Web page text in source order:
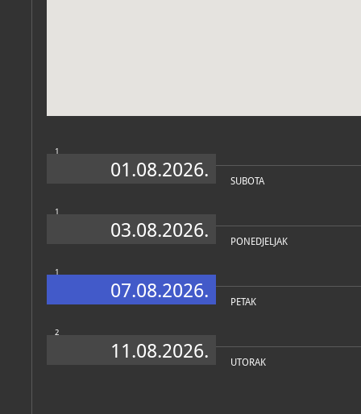
1
01.08.2026. SUBOTA
1
03.08.2026. PONEDJELJAK
1
07.08.2026. PETAK
2
11.08.2026. UTORAK